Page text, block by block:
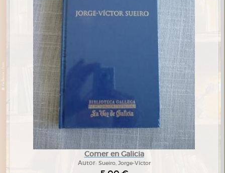
Comer en Galicia
Autor: Sueiro, Jorge-Víctor